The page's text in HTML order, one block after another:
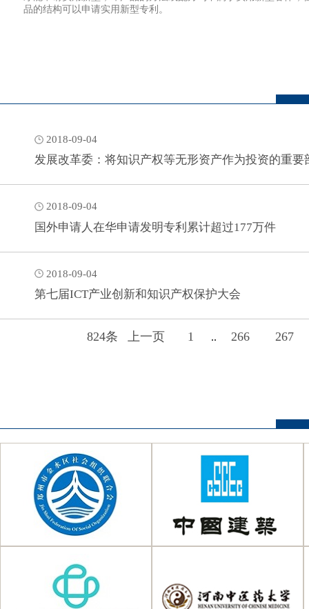
品的结构可以申请实用新型专利。
2018-09-04
发展改革委：将知识产权等无形资产作为投资的重要
2018-09-04
国外申请人在华申请发明专利累计超过177万件
2018-09-04
第七届ICT产业创新和知识产权保护大会
824条 上一页 1 .. 266 267